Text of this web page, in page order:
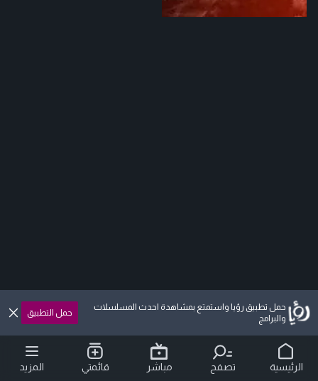
حمل تطبيق رؤيا واستمتع بمشاهدة احدث المسلسلات
والبرامج
حمل التطبيق
الرئيسية تصفح مباشر قائمتي المزيد